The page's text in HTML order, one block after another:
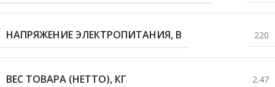
НАПРЯЖЕНИЕ ЭЛЕКТРОПИТАНИЯ, В 220
ВЕС ТОВАРА (НЕТТО), КГ 2.47